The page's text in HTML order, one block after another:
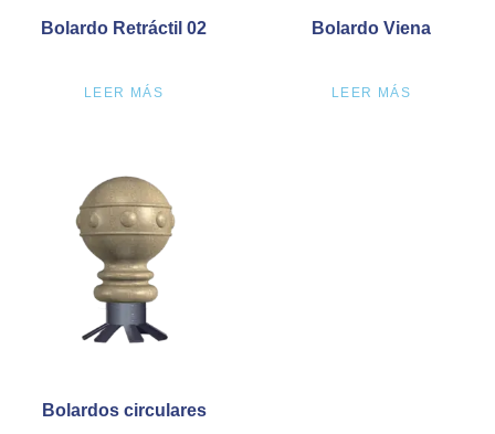
Bolardo Retráctil 02
LEER MÁS
Bolardo Viena
LEER MÁS
Bolardos circulares